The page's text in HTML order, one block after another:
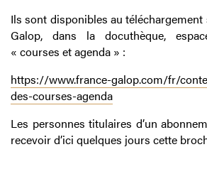
Ils sont disponibles au
Galop, dans la docuthèque,
« courses et agenda » :
https://www.france-galop.com/fr/
des-courses-agenda
Les personnes titulaires d’un
recevoir d’ici quelques jours cette